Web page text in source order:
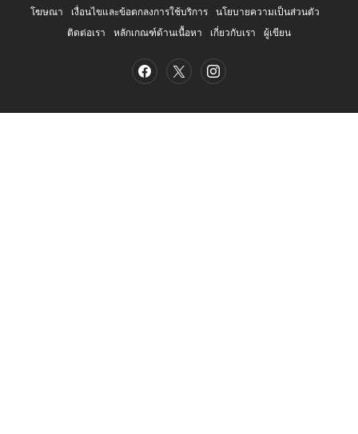
โฆษณา เงื่อนไขและข้อตกลงการใช้บริการ
นโยบายความเป็นส่วนตัว
ติดต่อเรา
หลักเกณฑ์ด้านเนื้อหา เกี่ยวกับเรา ผู้เขียน